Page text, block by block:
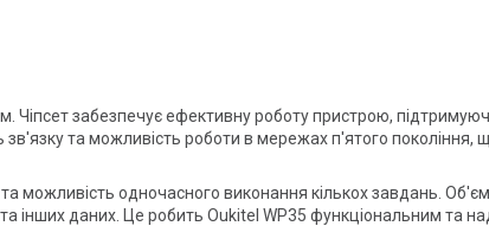
забезпечує ефективну роботу пристрою,
та можливість роботи в мережах п'ятого покоління,
можливість одночасного виконання кількох завдань.
інших даних. Це робить Oukitel WP35 функціональним та